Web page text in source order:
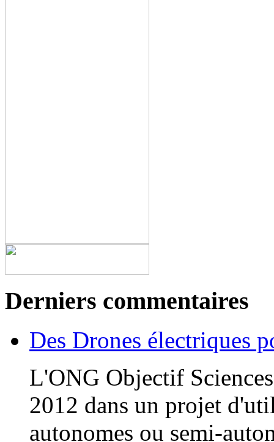
Derniers commentaires
Des Drones électriques
L'ONG Objectif
2012 dans un projet
autonomes ou semi-